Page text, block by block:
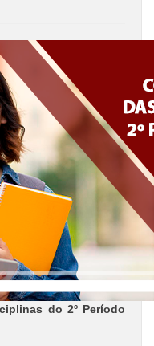
do 2º Período